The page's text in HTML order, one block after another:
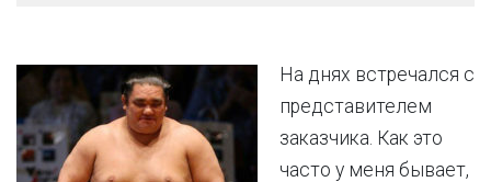
На днях встречался с
представителем
заказчика. Как это
часто у меня бывает,